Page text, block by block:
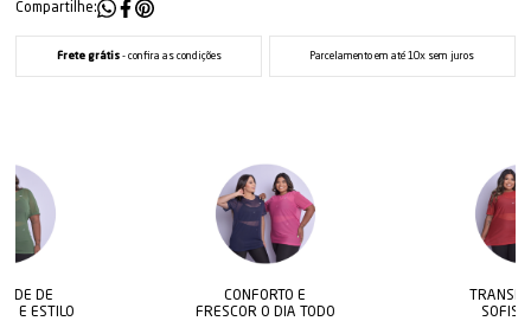
Compartilhe:
Frete grátis- confira as condições Parcelamento em até 10x sem juros
CONFORTO E
FRESCOR O DIA TODO
TRANSPARÊNCIA
SOFISTICADA